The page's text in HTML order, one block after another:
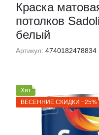
Краска
потолков
белый
Артикул: 4740182478834
Хит
ВЕСЕННИЕ СКИДКИ −25%